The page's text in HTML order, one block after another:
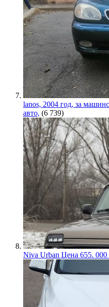
lanos, 2004 год, за
авто, (6 739)
Niva Urban Цена 655. 000